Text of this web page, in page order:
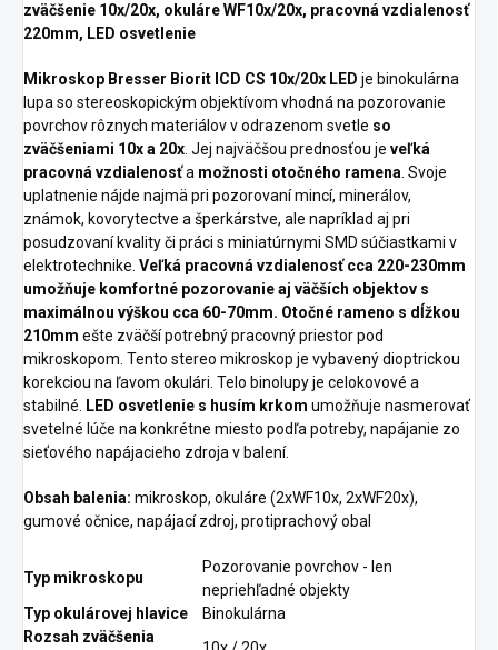
zväčšenie 10x/20x, okuláre WF10x/20x, pracovná vzdialenosť
220mm, LED osvetlenie
Mikroskop Bresser Biorit ICD CS 10x/20x LED je binokulárna
lupa so stereoskopickým objektívom vhodná na pozorovanie
povrchov rôznych materiálov v odrazenom svetle so
zväčšeniami 10x a 20x. Jej najväčšou prednosťou je veľká
pracovná vzdialenosťa možnosti otočného ramena. Svoje
uplatnenie nájde najmä pri pozorovaní mincí, minerálov,
známok, kovorytectve a šperkárstve, ale napríklad aj pri
posudzovaní kvality či práci s miniatúrnymi SMD súčiastkami v
elektrotechnike. Veľká pracovná vzdialenosť cca 220-230mm
umožňuje komfortné pozorovanie aj väčších objektov s
maximálnou výškou cca 60-70mm. Otočné rameno s dĺžkou
210mm ešte zväčší potrebný pracovný priestor pod
mikroskopom. Tento stereo mikroskop je vybavený dioptrickou
korekciou na ľavom okulári. Telo binolupy je celokovové a
stabilné. LED osvetlenie s husím krkom umožňuje nasmerovať
svetelné lúče na konkrétne miesto podľa potreby, napájanie zo
sieťového napájacieho zdroja v balení.
Obsah balenia: mikroskop, okuláre (2xWF10x, 2xWF20x),
gumové očnice, napájací zdroj, protiprachový obal
Typ mikroskopu
Pozorovanie povrchov - len
nepriehľadné objekty
Typ okulárovej hlavice
Binokulárna
Rozsah zväčšenia